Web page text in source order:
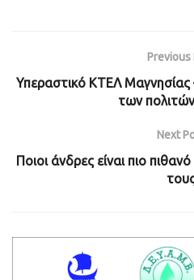
Previous
Υπεραστικό ΚΤΕΛ
των
Next
Ποιοι άνδρες είναι πιο